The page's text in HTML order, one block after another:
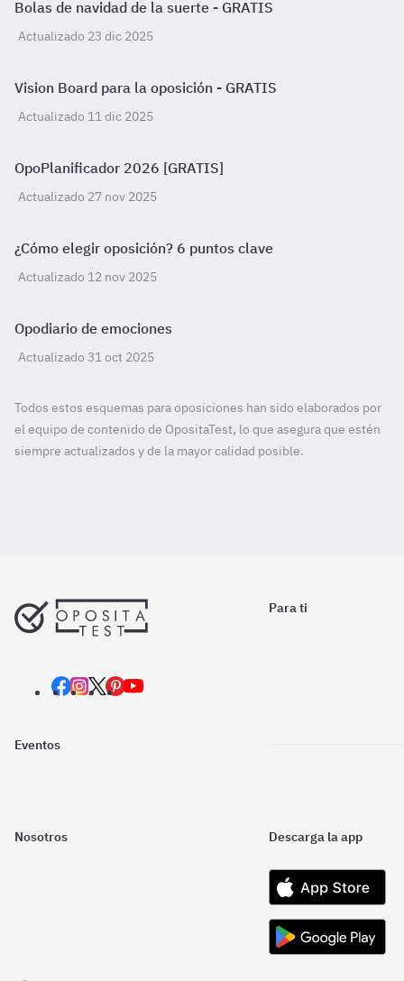
Bolas de navidad de la suerte - GRATIS
Actualizado 23 dic 2025
Vision Board para la oposición - GRATIS
Actualizado 11 dic 2025
OpoPlanificador 2026 [GRATIS]
Actualizado 27 nov 2025
¿Cómo elegir oposición? 6 puntos clave
Actualizado 12 nov 2025
Opodiario de emociones
Actualizado 31 oct 2025
Todos estos esquemas para oposiciones han sido elaborados por
el equipo de contenido de OpositaTest, lo que asegura que estén
siempre actualizados y de la mayor calidad posible.
Para ti
Eventos
Nosotros Descarga la app